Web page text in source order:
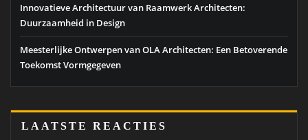
Innovatieve Architectuur van Raamwerk Architecten:
Duurzaamheid in Design
Meesterlijke Ontwerpen van OLA Architecten: Een Betoverende
Toekomst Vormgegeven
LAATSTE REACTIES